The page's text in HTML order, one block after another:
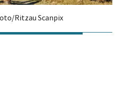
Ritzau Scanpix